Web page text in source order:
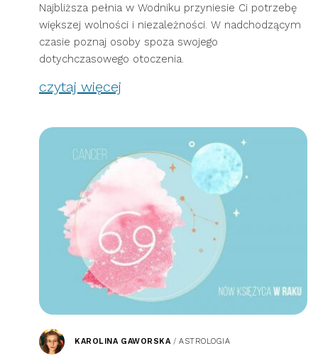
Najbliższa pełnia w Wodniku przyniesie Ci potrzebę
większej wolności i niezależności. W nadchodzącym
czasie poznaj osoby spoza swojego
dotychczasowego otoczenia.
czytaj więcej
KAROLINA GAWORSKA/ASTROLOGIA